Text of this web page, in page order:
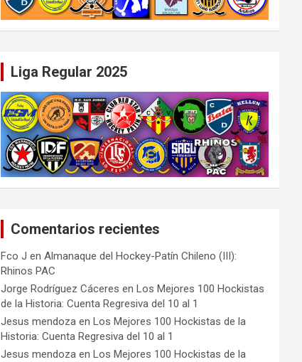
Liga Regular 2025
Comentarios recientes
Fco J enAlmanaque del Hockey-Patín Chileno (III):
Rhinos PAC
Jorge Rodríguez Cáceres enLos Mejores 100 Hockistas
de la Historia: Cuenta Regresiva del 10 al 1
Jesus mendoza enLos Mejores 100 Hockistas de la
Historia: Cuenta Regresiva del 10 al 1
Jesus mendoza enLos Mejores 100 Hockistas de la